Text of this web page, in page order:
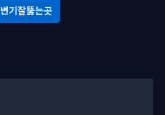
변기잘뚫는곳